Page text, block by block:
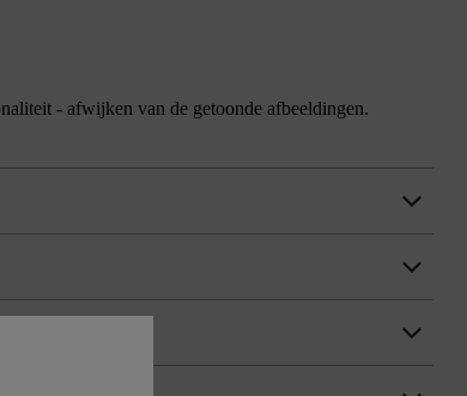
- afwijken van de getoonde afbeeldingen.